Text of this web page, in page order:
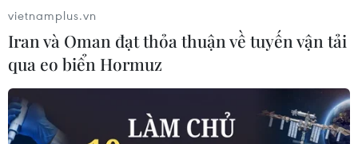
vietnamplus.vn
Iran và Oman đạt thỏa thuận về tuyến vận tải
qua eo biển Hormuz